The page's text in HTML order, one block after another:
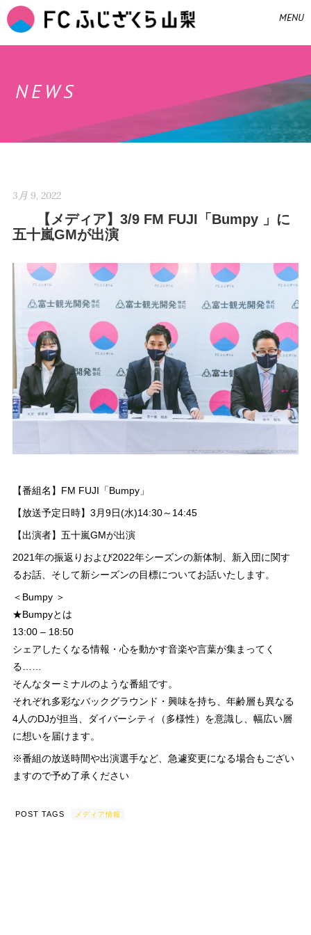
MENU
NEWS
3月 9, 2022
【メディア】3/9 FM FUJI「Bumpy 」に
五十嵐GMが出演
【番組名】FM FUJI「Bumpy」
【放送予定日時】3月9日(水)14:30～14:45
【出演者】五十嵐GMが出演
2021年の振返りおよび2022年シーズンの新体制、新入団に関す
るお話、そして新シーズンの目標についてお話いたします。
＜Bumpy ＞
★Bumpyとは
13:00 – 18:50
シェアしたくなる情報・心を動かす音楽や言葉が集まってく
る……
そんなターミナルのような番組です。
それぞれ多彩なバックグラウンド・興味を持ち、年齢層も異なる
4人のDJが担当、ダイバーシティ（多様性）を意識し、幅広い層
に想いを届けます。
※番組の放送時間や出演選手など、急遽変更になる場合もござい
ますので予め了承ください
POST TAGS メディア情報